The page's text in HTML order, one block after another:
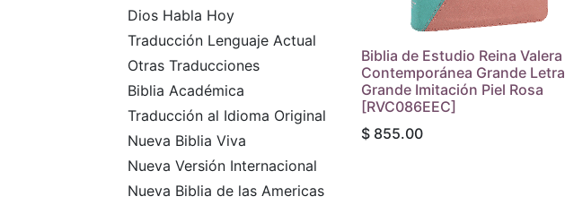
Dios Habla Hoy
Traducción Lenguaje Actual
Otras Traducciones
Biblia Académica
Traducción al Idioma Original
Nueva Biblia Viva
Nueva Versión Internacional
Nueva Biblia de las Americas
Biblia de Estudio Reina Valera
Contemporánea Grande Letra
Grande Imitación Piel Rosa
[RVC086EEC]
$ 855.00